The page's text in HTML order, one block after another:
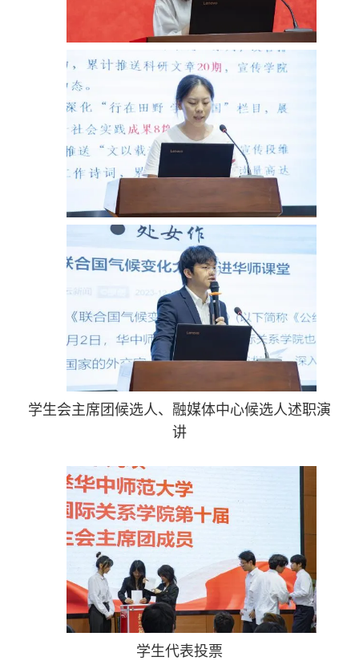
学生会主席团候选人、融媒体中心候选人述职演
讲
学生代表投票